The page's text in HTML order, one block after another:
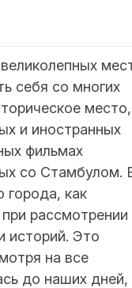
себя со многих
место,
и иностранных
фильмах
со Стамбулом.
города, как
рассмотрении
историй. Это
на все
до наших дней,